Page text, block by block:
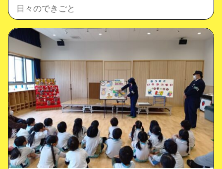
日々のできごと